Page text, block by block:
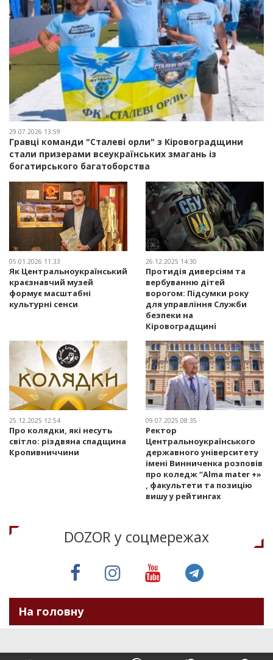
29.07.2026 13:59
Гравці команди "Сталеві орли" з Кіровоградщини
стали призерами всеукраїнських змагань із
богатирського багатоборства
05.01.2026 11:33
Як Центральноукраїнський
краєзнавчий музей
формує масштабні
культурні сенси
26.12.2025 14:30
Протидія диверсіям та
вербуванню дітей
ворогом: Підсумки року
для управління Служби
безпеки на
Кіровоградщині
25.12.2025 12:54
Про колядки, які несуть
світло: різдвяна спадщина
Кропивниччини
09.07.2025 08:35
Ректор
Центральноукраїнського
державного університету
імені Винниченка розповів
про коледж “Alma mater +»
, факультети та позицію
вишу у рейтингах
DOZOR у соцмережах
На головну